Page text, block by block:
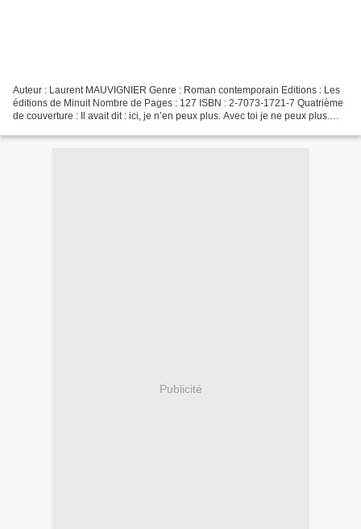
Auteur : Laurent MAUVIGNIER Genre : Roman contemporain Editions : Les
éditions de Minuit Nombre de Pages : 127 ISBN : 2-7073-1721-7 Quatrième
de couverture : Il avait dit : ici, je n’en peux plus. Avec toi je ne peux plus.
Publicité